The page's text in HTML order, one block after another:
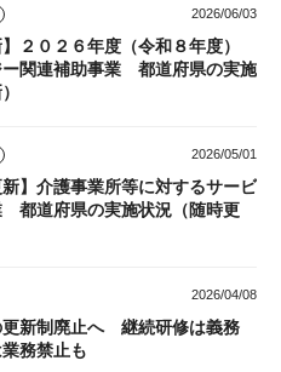
2026/06/03
】２０２６年度（令和８年度）
ー関連補助事業 都道府県の実施
2026/05/01
新】介護事業所等に対するサービ
都道府県の実施状況（随時更
2026/04/08
更新制廃止へ 継続研修は義務
務禁止も